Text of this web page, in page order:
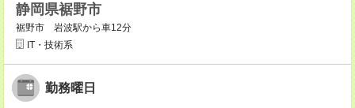
静岡県裾野市
裾野市 岩波駅から車12分
IT・技術系
勤務曜日